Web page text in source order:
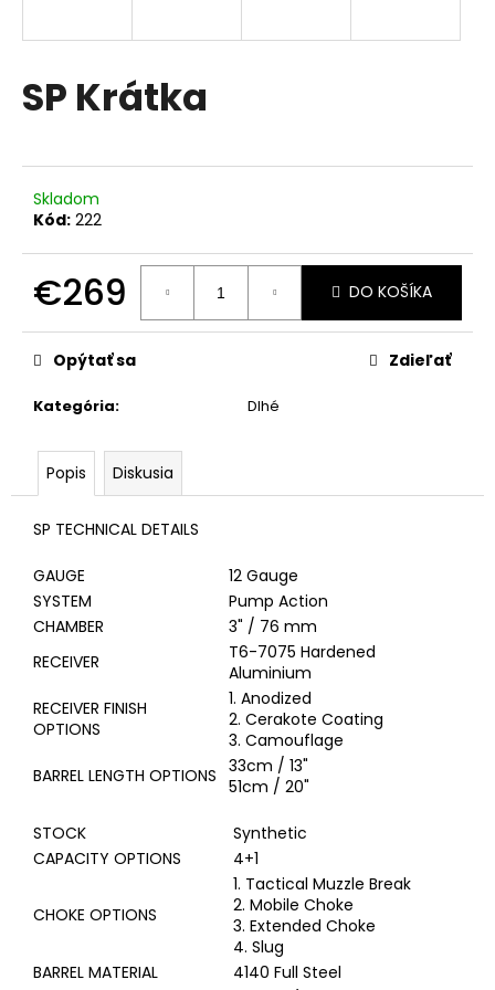
SP Krátka
Skladom
Kód: 222
€269
cena:
DO KOŠÍKA
Kategória: Dlhé
Opýtať sa Zdieľať
Popis Diskusia
SP TECHNICAL DETAILS
GAUGE
12 Gauge
SYSTEM
Pump Action
CHAMBER
3" / 76 mm
RECEIVER
T6-7075 Hardened
Aluminium
RECEIVER FINISH
OPTIONS
1. Anodized
2. Cerakote Coating
3. Camouflage
BARREL LENGTH OPTIONS 33cm / 13"
51cm / 20"
STOCK
Synthetic
CAPACITY OPTIONS
4+1
CHOKE OPTIONS
1. Tactical Muzzle Break
2. Mobile Choke
3. Extended Choke
4. Slug
BARREL MATERIAL
4140 Full Steel
s
ť
HĽADAŤ